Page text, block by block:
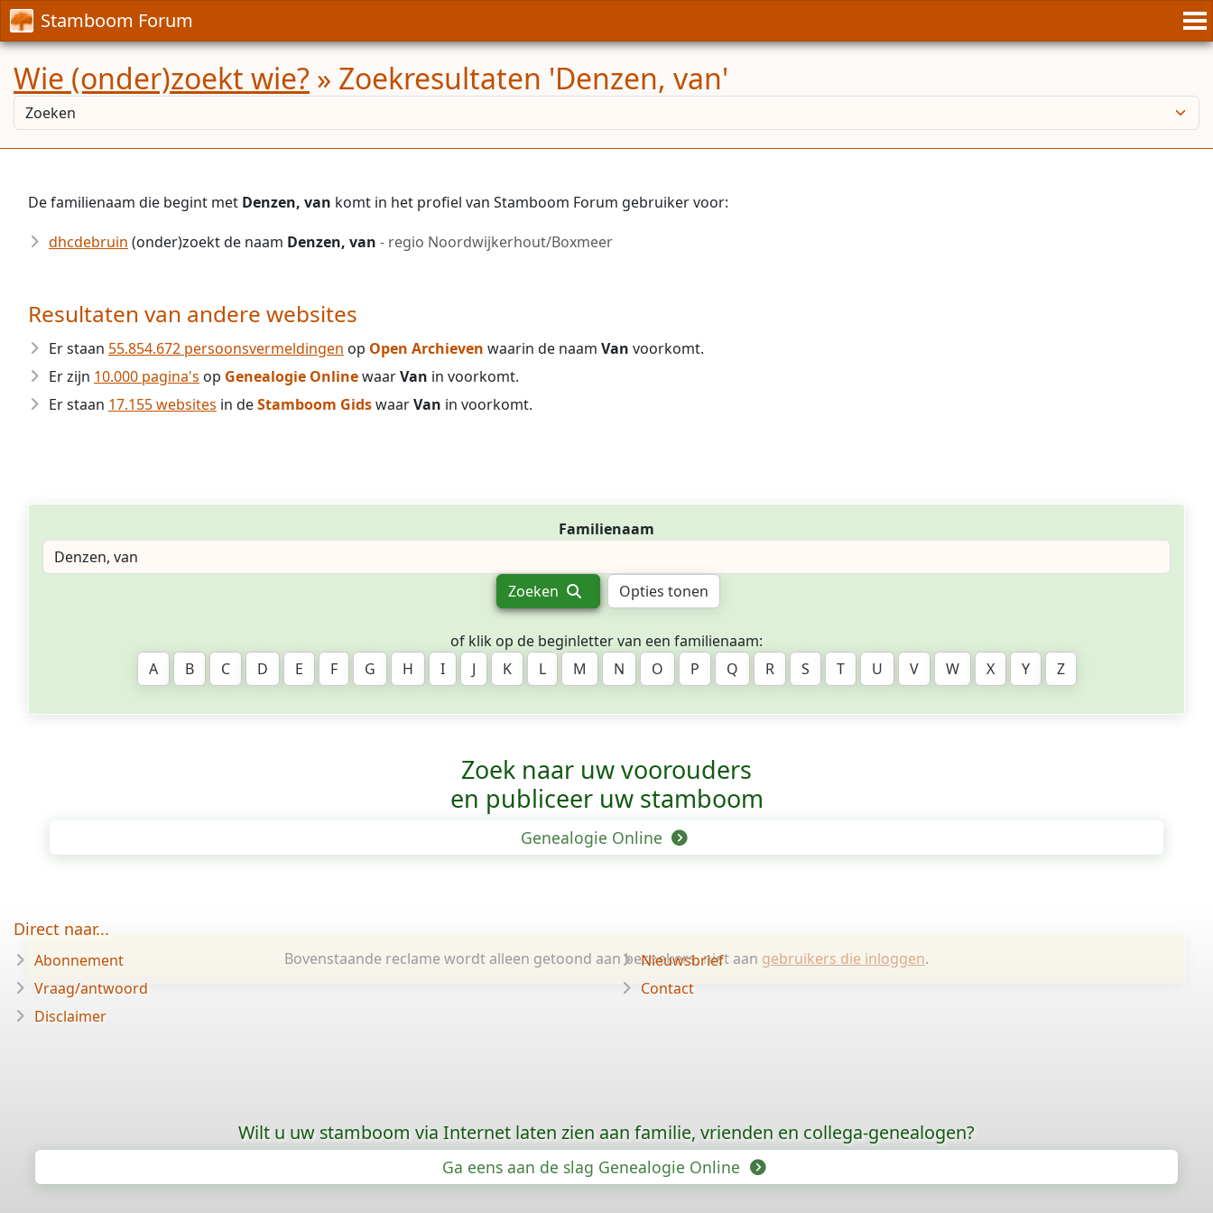
Stamboom Forum
Wie (onder)zoekt wie? » Zoekresultaten 'Denzen, van'
De familienaam die begint met Denzen, van komt in het profiel van Stamboom Forum gebruiker voor:
dhcdebruin (onder)zoekt de naam Denzen, van - regio Noordwijkerhout/Boxmeer
Resultaten van andere websites
Er staan 55.854.672 persoonsvermeldingen op Open Archieven waarin de naam Van voorkomt.
Er zijn 10.000 pagina's op Genealogie OnlinewaarVan in voorkomt.
Er staan 17.155 websites in deStamboom GidswaarVan in voorkomt.
Familienaam
Zoeken Opties tonen
of klik op de beginletter van een familienaam:
A
B C D E F G H I J K L M N O P Q R S T U V W X Y Z
Zoek naar uw voorouders
en publiceer uw stamboom
Genealogie Online
Bovenstaande reclame wordt alleen getoond aan bezoekers, niet aan gebruikers die inloggen.
Direct naar...
Abonnement
Vraag/antwoord
Disclaimer
Nieuwsbrief
Contact
Wilt u uw stamboom via Internet laten zien aan familie, vrienden en collega-genealogen?
Ga eens aan de slag Genealogie Online